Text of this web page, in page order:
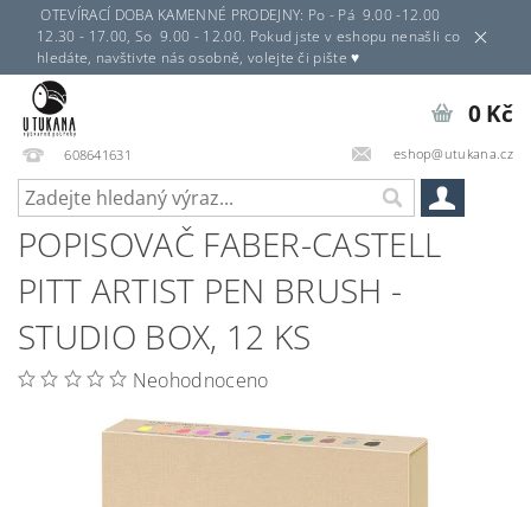
OTEVÍRACÍ DOBA KAMENNÉ PRODEJNY: Po - Pá 9.00 -12.00
12.30 - 17.00, So 9.00 - 12.00. Pokud jste v eshopu nenašli co
hledáte, navštivte nás osobně, volejte či pište ♥
608641631 eshop@utukana.cz
0 Kč
POPISOVAČ FABER-CASTELL
PITT ARTIST PEN BRUSH -
STUDIO BOX, 12 KS
Neohodnoceno